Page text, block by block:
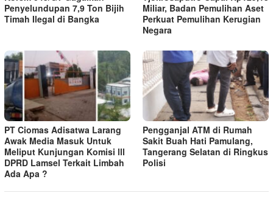
Penyelundupan 7,9 Ton Bijih
Timah Ilegal di Bangka
Miliar, Badan Pemulihan Aset
Perkuat Pemulihan Kerugian
Negara
PT Ciomas Adisatwa Larang
Awak Media Masuk Untuk
Meliput Kunjungan Komisi lll
DPRD Lamsel Terkait Limbah
Ada Apa ?
Pengganjal ATM di Rumah
Sakit Buah Hati Pamulang,
Tangerang Selatan di Ringkus
Polisi